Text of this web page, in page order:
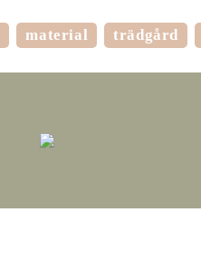
material trädgård